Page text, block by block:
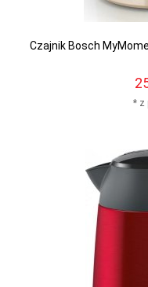
Czajnik Bosch
* z